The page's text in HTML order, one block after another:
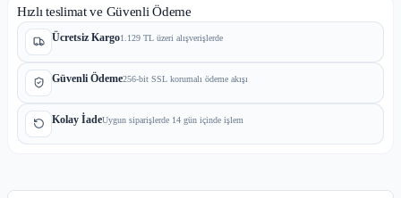
Hızlı teslimat ve Güvenli Ödeme
Ücretsiz Kargo1.129 TL üzeri alışverişlerde
Güvenli Ödeme256-bit SSL korumalı ödeme akışı
Kolay İadeUygun siparişlerde 14 gün içinde işlem